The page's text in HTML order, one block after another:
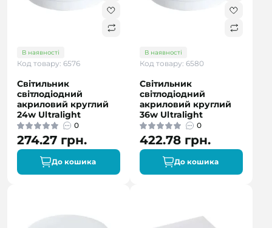
В наявності
Код товару: 6576
Світильник
світлодіодний
акриловий круглий
24w Ultralight
0
274.27 грн.
До кошика
В наявності
Код товару: 6580
Світильник
світлодіодний
акриловий круглий
36w Ultralight
0
422.78 грн.
До кошика